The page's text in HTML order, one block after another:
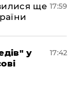
ще 17:59
у
17:42